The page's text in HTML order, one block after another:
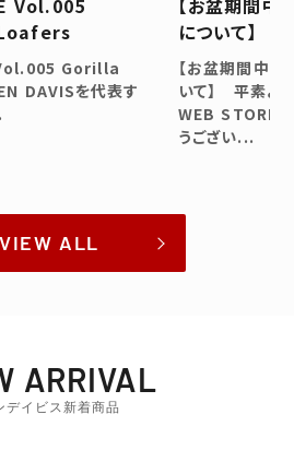
Vol.005
Gorilla
DAVISを代表す
【お盆期間中
について】
【お盆期間中
いて】 平素よ
WEB STOREを
うござい...
VIEW ALL
ARRIVAL
デイビス新着商品